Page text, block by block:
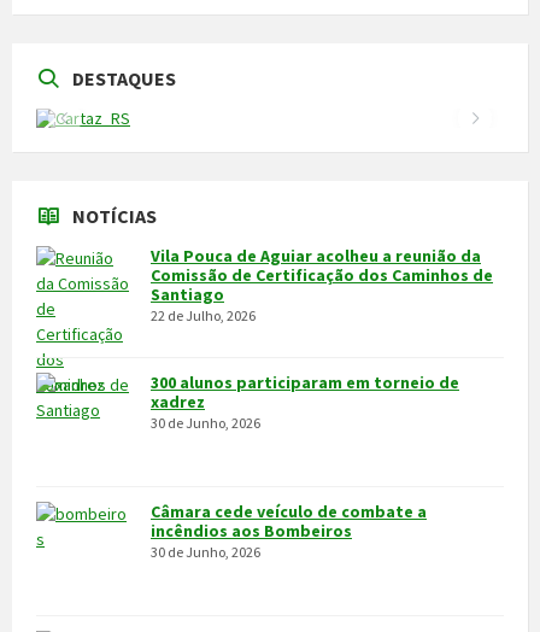
DESTAQUES
NOTÍCIAS
Vila Pouca de Aguiar acolheu a reunião da
Comissão de Certificação dos Caminhos de
Santiago
22 de Julho, 2026
300 alunos participaram em torneio de
xadrez
30 de Junho, 2026
Câmara cede veículo de combate a
incêndios aos Bombeiros
30 de Junho, 2026